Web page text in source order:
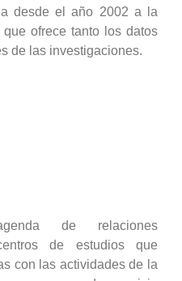
desde el año 2002 a la
ofrece tanto los datos
de las investigaciones.
de relaciones
de estudios que
con las actividades de la